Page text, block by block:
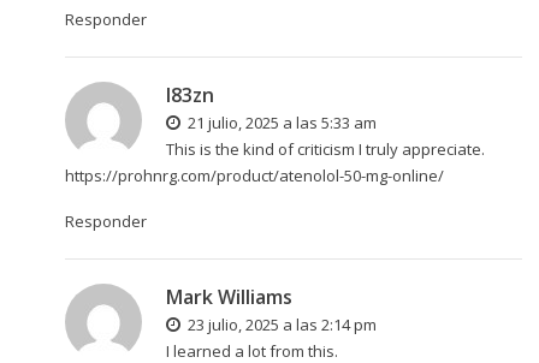
Responder
l83zn
21 julio, 2025 a las 5:33 am
This is the kind of criticism I truly appreciate.
https://prohnrg.com/product/atenolol-50-mg-online/
Responder
Mark Williams
23 julio, 2025 a las 2:14 pm
I learned a lot from this.